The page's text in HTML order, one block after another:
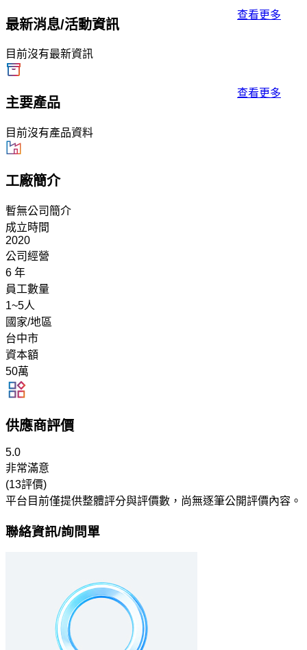
最新消息/活動資訊
查看更多
目前沒有最新資訊
主要產品
查看更多
目前沒有產品資料
工廠簡介
暫無公司簡介
成立時間
2020
公司經營
6 年
員工數量
1~5人
國家/地區
台中市
資本額
50萬
供應商評價
5.0
非常滿意
(13評價)
平台目前僅提供整體評分與評價數，尚無逐筆公開評價內容。
聯絡資訊/詢問單